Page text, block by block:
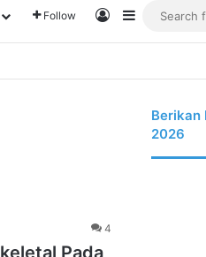
Follow Log InSidebar
4
Pada
Berikan
2026